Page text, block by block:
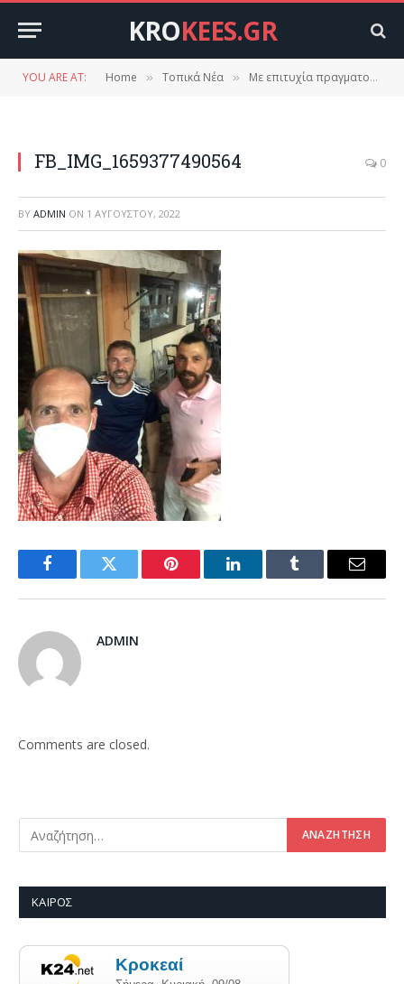
KROKEES.GR
YOU ARE AT: Home » Τοπικά Νέα » Με επιτυχία πραγματοποιήθηκε το ετήσιο παραδοσιακό πανηγύρι του Πολιτιστικού συλλόγου Δαφνίου το Σάββατο 30-07-2022.
FB_IMG_1659377490564 0
BY ADMIN ON 1 ΑΥΓΟΎΣΤΟΥ, 2022
FacebookTwitter Pinterest LinkedInTumblr Email
ADMIN
Comments are closed.
ΚΑΙΡΌΣ